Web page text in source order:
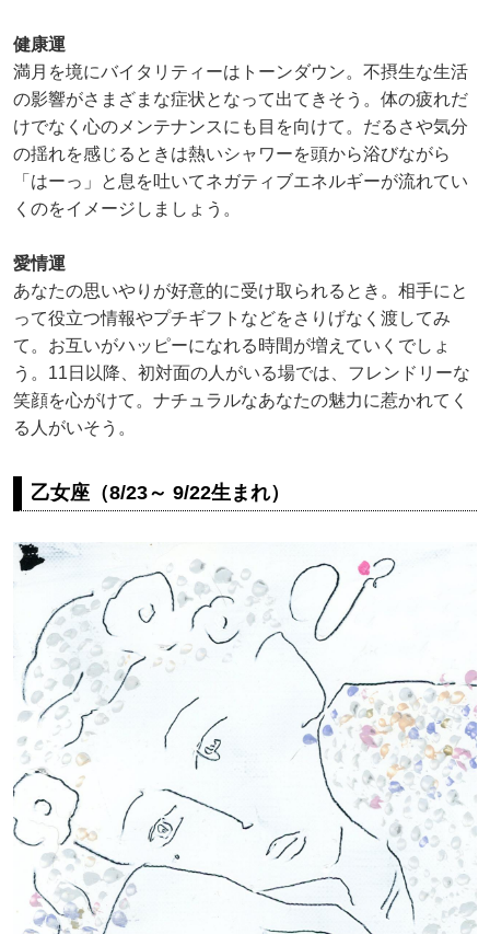
健康運
満月を境にバイタリティーはトーンダウン。不摂生な生活
の影響がさまざまな症状となって出てきそう。体の疲れだ
けでなく心のメンテナンスにも目を向けて。だるさや気分
の揺れを感じるときは熱いシャワーを頭から浴びながら
「はーっ」と息を吐いてネガティブエネルギーが流れてい
くのをイメージしましょう。
愛情運
あなたの思いやりが好意的に受け取られるとき。相手にと
って役立つ情報やプチギフトなどをさりげなく渡してみ
て。お互いがハッピーになれる時間が増えていくでしょ
う。11日以降、初対面の人がいる場では、フレンドリーな
笑顔を心がけて。ナチュラルなあなたの魅力に惹かれてく
る人がいそう。
乙女座（8/23～ 9/22生まれ）